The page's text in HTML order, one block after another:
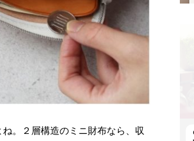
。２層構造のミニ財布なら、収